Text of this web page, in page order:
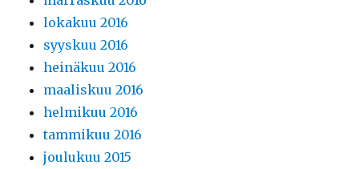
lokakuu 2016
syyskuu 2016
heinäkuu 2016
maaliskuu 2016
helmikuu 2016
tammikuu 2016
joulukuu 2015